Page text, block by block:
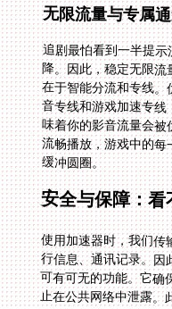
无限流量与专属
追剧最怕看到一半提
降。因此，稳定无限流
在于智能分流和专线。
音专线和游戏加速专线
味着你的影音流量会
流畅播放，游戏中的每
缓冲圆圈。
安全与保障：
使用加速器时，我们传
行信息、通讯记录。因
可有可无的功能。它确
止在公共网络中泄露。
团队支持，意味着当
理“在越南用中国农业